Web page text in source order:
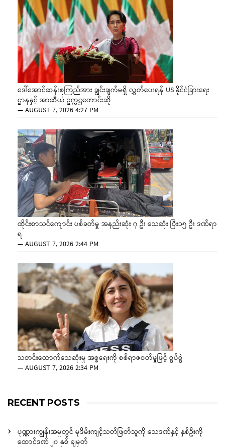
ဒေါ်အောင်ဆန်းစုကြည်အား ချွင်းချက်မရှိ လွှတ်ပေးရန် US နိုင်ငံခြားရေး
ဌာနနှင့် အာဆီယံ ဥက္ကဋ္ဌတောင်းဆို
—AUGUST 7, 2026 4:27 PM
ထိုင်းစာသင်ကျောင်း ပစ်ခတ်မှု အနည်းဆုံး ၇ ဦး သေဆုံး ပြီး၁၅ ဦး ဒဏ်ရာ
ရ
—AUGUST 7, 2026 2:44 PM
သတင်းထောက်သေဆုံးမှု အစ္စရေးကို စစ်ရာဇဝတ်မှုဖြင့် စွပ်စွဲ
—AUGUST 7, 2026 2:34 PM
RECENT POSTS
ပုဏ္ဏားကျွန်းအမှုတွင် မုဒိမ်းကျင့်သတ်ဖြတ်သူကို သေဒဏ်နှင့် နှစ်ဦးကို
ထောင်ဒဏ် ၂၀ နှစ် ချမှတ်